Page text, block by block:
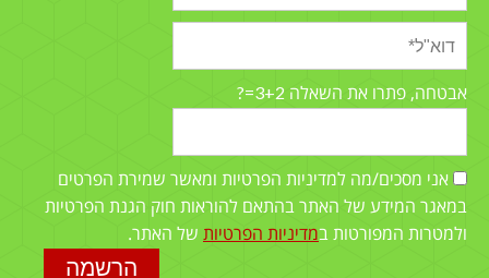
אבטחה, פתרו את השאלה 3+2=?
אני מסכים/מה למדיניות הפרטיות ומאשר שמירת הפרטים
במאגר המידע של האתר בהתאם להוראות חוק הגנת הפרטיות
ולמטרות המפורטות במדיניות הפרטיות של האתר.